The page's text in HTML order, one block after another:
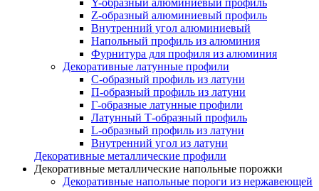
Y-образный алюминиевый профиль
Z-образный алюминиевый профиль
Внутренний угол алюминиевый
Напольный профиль из алюминия
Фурнитура для профиля из алюминия
Декоративные латунные профили
C-образный профиль из латуни
П-образный профиль из латуни
Г-образные латунные профили
Латунный Т-образный профиль
L-образный профиль из латуни
Внутренний угол из латуни
Декоративные металлические профили
Декоративные металлические напольные порожки
Декоративные напольные пороги из нержавеющей